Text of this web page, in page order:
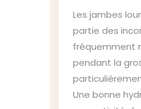
Les jambes
partie des
fréquemment
pendant la
Une bonne